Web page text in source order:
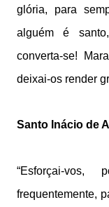
glória, para
alguém é
converta-se!
deixai-os render
Santo Inácio de
“Esforçai-
frequentemente,